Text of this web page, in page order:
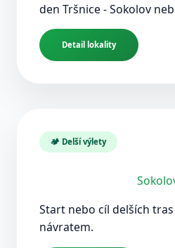
den Tršnice - Sokolov
Detail lokality
🏕️ Delší výlety
Start nebo cíl delších
návratem.